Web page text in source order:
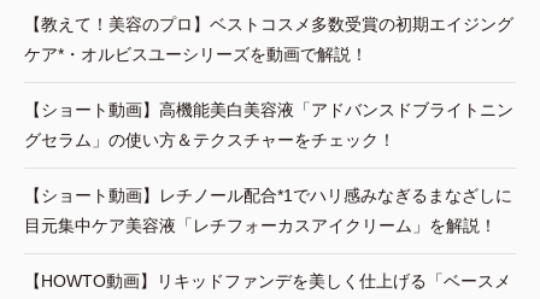
【教えて！美容のプロ】ベストコスメ多数受賞の初期エイジング
ケア*・オルビスユーシリーズを動画で解説！
【ショート動画】高機能美白美容液「アドバンスドブライトニン
グセラム」の使い方＆テクスチャーをチェック！
【ショート動画】レチノール配合*1でハリ感みなぎるまなざしに
目元集中ケア美容液「レチフォーカスアイクリーム」を解説！
【HOWTO動画】リキッドファンデを美しく仕上げる「ベースメ